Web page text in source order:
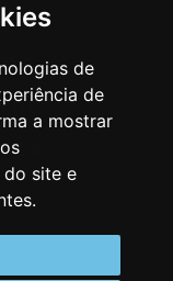
de
de
a mostrar
site e